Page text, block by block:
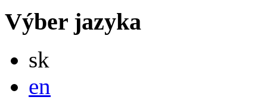
Výber jazyka
sk
en